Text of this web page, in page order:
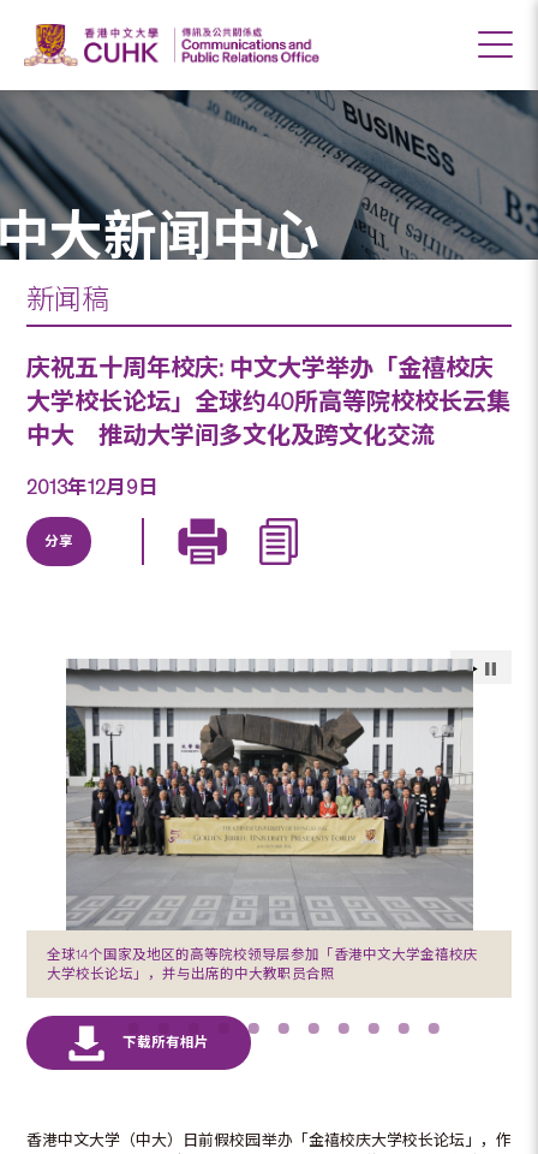
大新闻中心
新闻稿
庆祝五十周年校庆: 中文大学举办「金禧校庆
大学校长论坛」全球约40所高等院校校长云集
中大 推动大学间多文化及跨文化交流
2013年12月9日
分享
全球14个国家及地区的高等院校领导层参加「香港中文大学金禧校庆
大学校长论坛」，并与出席的中大教职员合照
香港中文大学（中大）日前假校园举办「金禧校庆大学校长论坛」，作